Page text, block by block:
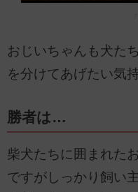
おじいちゃんも犬た
を分けてあげたい気
勝者は…
柴犬たちに囲まれた
ですがしっかり飼い